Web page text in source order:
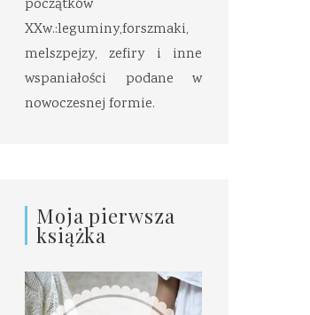
początków
XXw.:leguminy,forszmaki,
melszpejzy, zefiry i inne
wspaniałości podane w
nowoczesnej formie.
Moja pierwsza
książka